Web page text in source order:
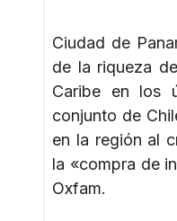
Ciudad de
de la riqueza
Caribe en los
conjunto de
en la región al
la «compra de
Oxfam.